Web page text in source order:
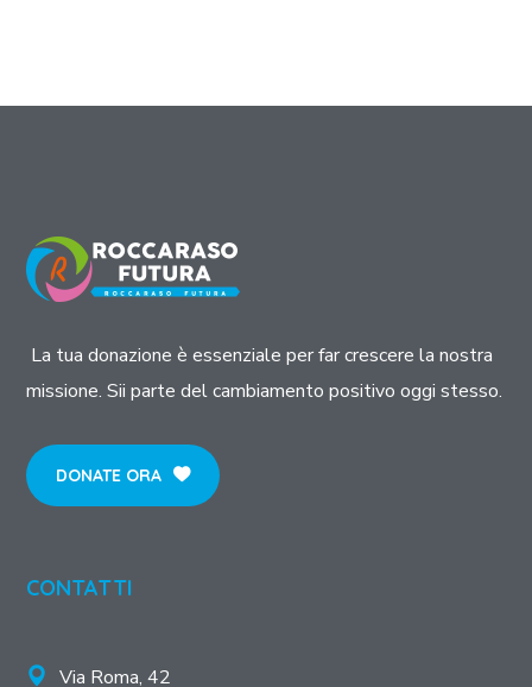
La tua donazione è essenziale per far crescere la nostra
missione. Sii parte del cambiamento positivo oggi stesso.
DONATE ORA
CONTATTI
Via Roma, 42